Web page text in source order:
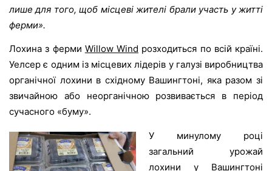
лише для того, щоб місцеві жителі брали участь у житті
ферми».
Лохина з ферми Willow Wind розходиться по всій країні.
Уелсер є одним із місцевих лідерів у галузі виробництва
органічної лохини в східному Вашингтоні, яка разом зі
звичайною або неорганічною розвивається в період
сучасного «буму».
У минулому році
загальний урожай
лохини у Вашингтоні